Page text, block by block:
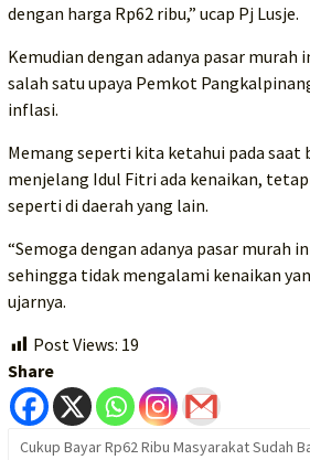
dengan harga Rp62 ribu,” ucap Pj Lusje.
Kemudian dengan adanya pasar murah
salah satu upaya Pemkot
inflasi.
Memang seperti kita ketahui pada saat
menjelang Idul Fitri ada kenaikan,
seperti di daerah yang lain.
“Semoga dengan adanya pasar murah
sehingga tidak mengalami kenaikan
ujarnya.
Post Views: 19
Share
Cukup Bayar Rp62 Ribu Masyarakat Sudah